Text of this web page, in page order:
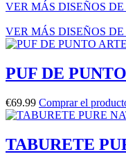
VER MÁS DISEÑOS
VER MÁS DISEÑOS
PUF DE
€69.99 Comprar el
TABURETE